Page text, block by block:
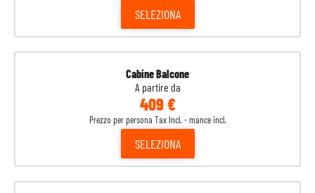
SELEZIONA
Cabine Balcone
A partire da
409 €
Prezzo per persona Tax Incl. - mance incl.
SELEZIONA